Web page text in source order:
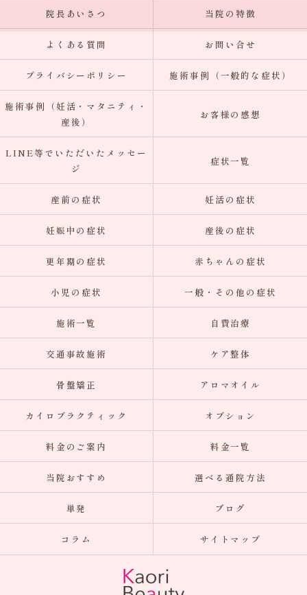
院長あいさつ 当院の特徴
よくある質問 お問い合せ
プライバシーポリシー 施術事例（一般的な症状）
施術事例（妊活・マタニティ・
産後）
お客様の感想
LINE等でいただいたメッセー
ジ
症状一覧
産前の症状 妊活の症状
妊娠中の症状 産後の症状
更年期の症状 赤ちゃんの症状
小児の症状 一般・その他の症状
施術一覧 自費治療
交通事故施術 ケア整体
骨盤矯正 アロマオイル
カイロプラクティック オプション
料金のご案内 料金一覧
当院おすすめ 選べる通院方法
単発 ブログ
コラム サイトマップ